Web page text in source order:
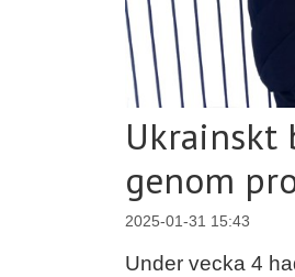
Ukrainskt
genom
2025-01-31 15:43
Under vecka 4